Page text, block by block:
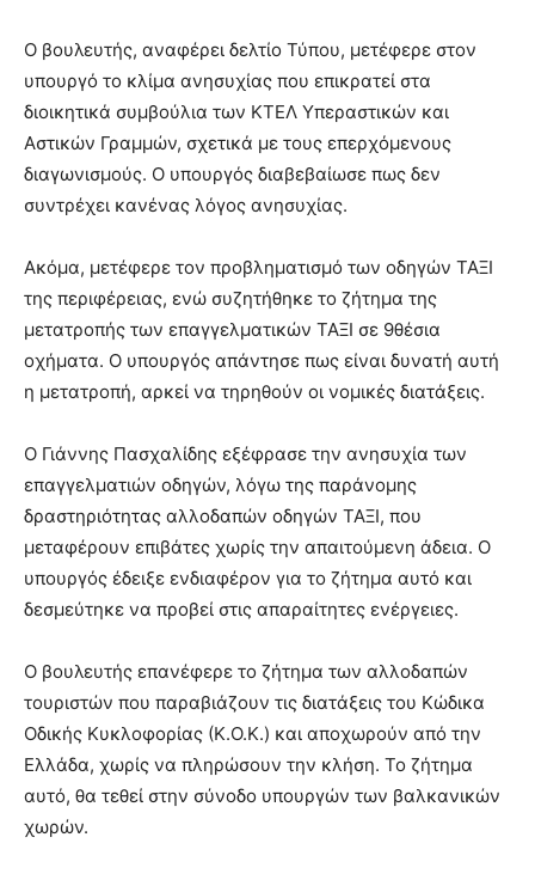
Ο βουλευτής, αναφέρει δελτίο Τύπου, μετέφερε στον
υπουργό το κλίμα ανησυχίας που επικρατεί στα
διοικητικά συμβούλια των ΚΤΕΛ Υπεραστικών και
Αστικών Γραμμών, σχετικά με τους επερχόμενους
διαγωνισμούς. Ο υπουργός διαβεβαίωσε πως δεν
συντρέχει κανένας λόγος ανησυχίας.
Ακόμα, μετέφερε τον προβληματισμό των οδηγών ΤΑΞΙ
της περιφέρειας, ενώ συζητήθηκε το ζήτημα της
μετατροπής των επαγγελματικών ΤΑΞΙ σε 9θέσια
οχήματα. Ο υπουργός απάντησε πως είναι δυνατή αυτή
η μετατροπή, αρκεί να τηρηθούν οι νομικές διατάξεις.
Ο Γιάννης Πασχαλίδης εξέφρασε την ανησυχία των
επαγγελματιών οδηγών, λόγω της παράνομης
δραστηριότητας αλλοδαπών οδηγών ΤΑΞΙ, που
μεταφέρουν επιβάτες χωρίς την απαιτούμενη άδεια. Ο
υπουργός έδειξε ενδιαφέρον για το ζήτημα αυτό και
δεσμεύτηκε να προβεί στις απαραίτητες ενέργειες.
Ο βουλευτής επανέφερε το ζήτημα των αλλοδαπών
τουριστών που παραβιάζουν τις διατάξεις του Κώδικα
Οδικής Κυκλοφορίας (Κ.Ο.Κ.) και αποχωρούν από την
Ελλάδα, χωρίς να πληρώσουν την κλήση. Το ζήτημα
αυτό, θα τεθεί στην σύνοδο υπουργών των βαλκανικών
χωρών.